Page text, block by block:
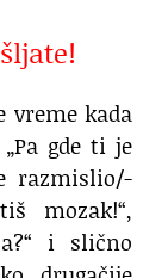
vreme kada
gde ti je
razmislio/-
mozak!“,
i slično